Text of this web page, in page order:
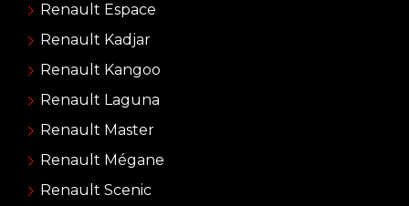
Renault Espace
Renault Kadjar
Renault Kangoo
Renault Laguna
Renault Master
Renault Mégane
Renault Scenic